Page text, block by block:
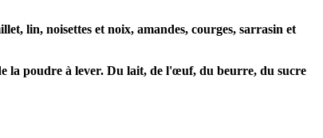
lin, noisettes et noix, amandes, courges, sarrasin et
la poudre à lever. Du lait, de l'œuf, du beurre, du sucre